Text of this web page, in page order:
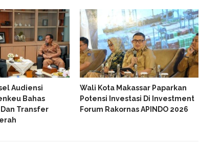
Audiensi
Bahas
Dan Transfer
Wali Kota Makassar Paparkan
Potensi Investasi Di Investment
Forum Rakornas APINDO 2026